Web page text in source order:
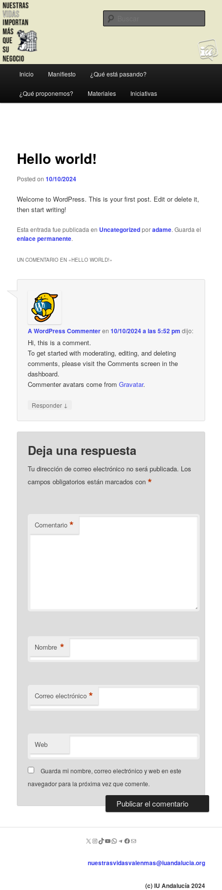
Ir
al
contenido
principalNuestras vidas son más
importantes que su negocio
Ciudades y Pueblos para la Gente
principal
Inicio Manifiesto ¿Qué está pasando?
¿Qué proponemos? Materiales Iniciativas
Hello world!
Posted on10/10/2024
Welcome to WordPress. This is your first post. Edit or delete it,
then start writing!
Esta entrada fue publicada en Uncategorizedporadame. Guarda el
enlace permanente.
UN COMENTARIO EN «HELLO WORLD!»
A WordPress Commenteren10/10/2024 a las 5:52 pm dijo:
Hi, this is a comment.
To get started with moderating, editing, and deleting
comments, please visit the Comments screen in the
dashboard.
Commenter avatars come fromGravatar.
Responder ↓
Deja una respuesta
Tu dirección de correo electrónico no será publicada. Los
campos obligatorios están marcados con*
Comentario *
Nombre *
Correo electrónico *
Web
Guarda mi nombre, correo electrónico y web en este
navegador para la próxima vez que comente.
nuestrasvidasvalenmas@iuandalucia.org
(c) IU Andalucía 2024